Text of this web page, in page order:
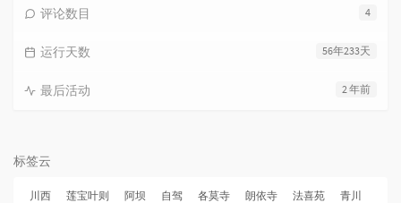
4
评论数目
56年233天
运行天数
2 年前
最后活动
标签云
川西 莲宝叶则 阿坝 自驾 各莫寺 朗依寺 法喜苑
青川